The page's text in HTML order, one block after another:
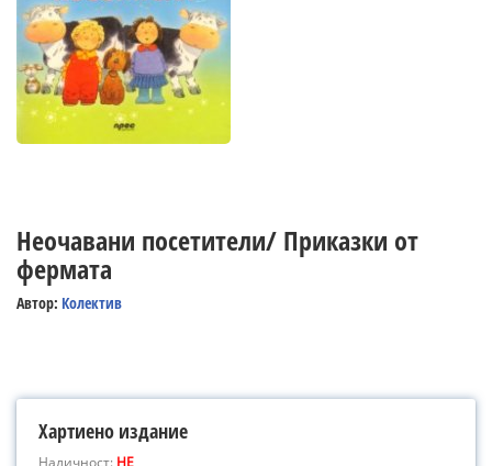
Неочавани посетители/ Приказки от
фермата
Автор: Колектив
Хартиено издание
Наличност: НЕ